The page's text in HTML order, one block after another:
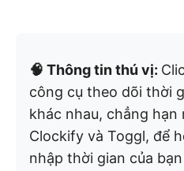
🧠 Thông tin thú vị:
công cụ theo dõi thời
khác nhau, chẳng hạn
Clockify và Toggl, để
nhập thời gian của